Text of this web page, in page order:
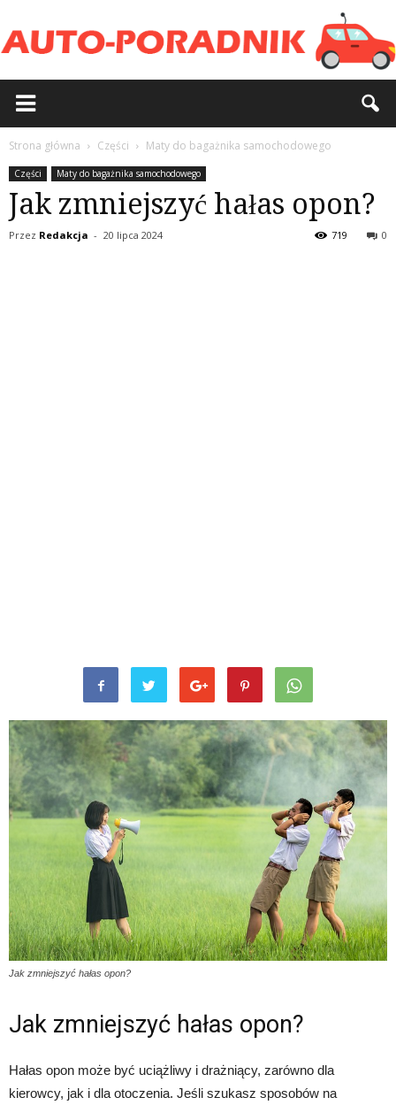
Strona główna Części Maty do bagażnika samochodowego
Części Maty do bagażnika samochodowego
Jak zmniejszyć hałas opon?
Przez Redakcja - 20 lipca 2024 0
719
Jak zmniejszyć hałas opon?
Jak zmniejszyć hałas opon?
Hałas opon może być uciążliwy i drażniący, zarówno dla
kierowcy, jak i dla otoczenia. Jeśli szukasz sposobów na